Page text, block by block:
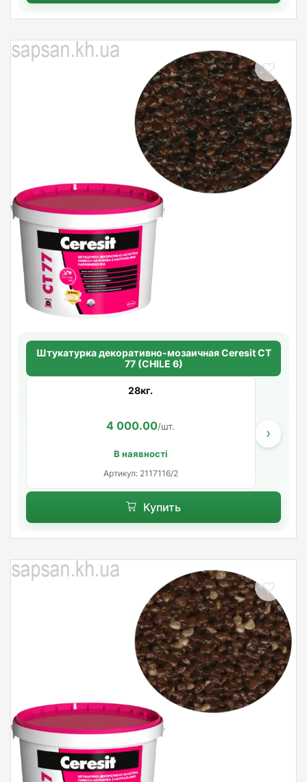
Штукатурка декоративно-мозаичная Ceresit CT
77 (CHILE 6)
28кг.
4 000.00/шт.
В наявності
Артикул: 2117116/2
›
Купить